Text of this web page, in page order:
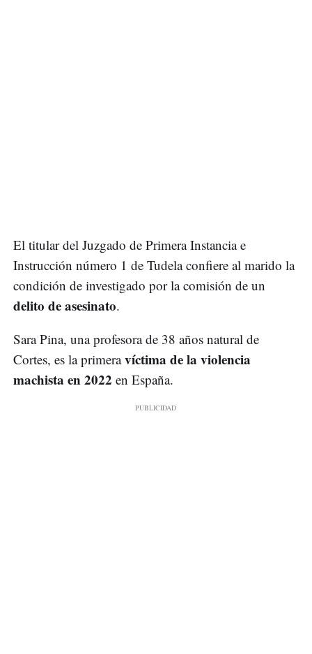
El titular del Juzgado de Primera Instancia e
Instrucción número 1 de Tudela confiere al marido la
condición de investigado por la comisión de un
delito de asesinato.
Sara Pina, una profesora de 38 años natural de
Cortes, es la primeravíctima de la violencia
machista en 2022 en España.